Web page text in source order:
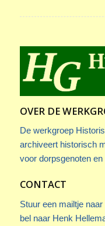
OVER DE
De werkgroep
archiveert historisch
voor dorpsgenoten
CONTACT
Stuur een mailtje naar
bel naar Henk